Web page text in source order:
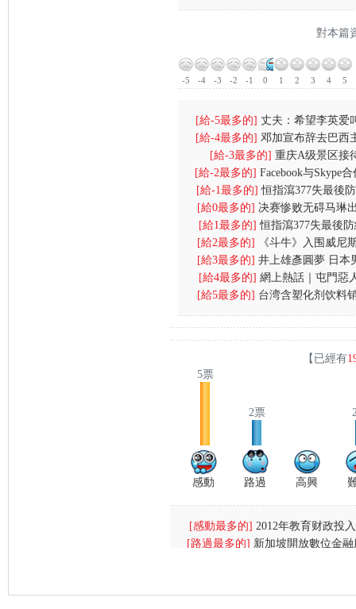
央放水無
對本篇
-5 -4 -3 -2 -1 0 1 2 3 4 5
[給-5最多的] 丈夫：希望李英爱
叫我总裁先
[給-4最多的] 邓加宣布辞去巴西
人含恨离
[給-3最多的] 重庆A级景区接
[給-2最多的]Facebook与Skype
能
[給-1最多的]恒指瀉377失最後
央放水無
[給0最多的]决赛惨败无碍马琳
倒奥运会
[給1最多的]恒指瀉377失最後
央放水無
[給2最多的]
《斗牛》入围威尼
戏受伤一
[給3最多的]井上雄彥圓夢 日本
運
[給4最多的]網上熱話｜屯門惡
網民：為兩蚊
[給5最多的] 台湾含塑化剂饮料
量约五六
【已經有
5票
感動
2票
路過 高興
[感動最多的]2012年教育财政投
财政支出首位
[路過最多的] 新加坡開放數位金
酒店4宗罪
[搞笑最多的]刘嘉玲恶斗张曼玉